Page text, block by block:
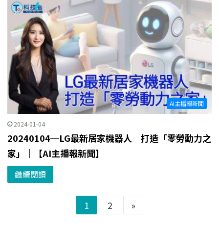
AI主播報新聞
2024-01-04
20240104─LG最新居家機器人 打造「零勞動力之
家」｜【AI主播報新聞】
繼續閱讀
1 2 »